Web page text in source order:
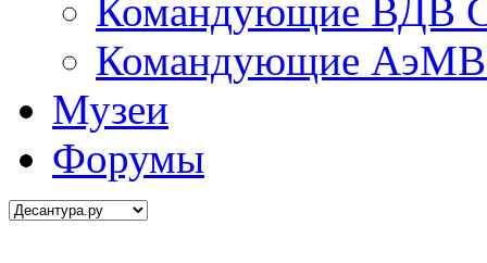
Командующие ВДВ
Командующие АэМВ
Музеи
Форумы